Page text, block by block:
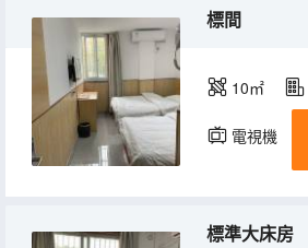
標間
10㎡
電視機
標準大床房